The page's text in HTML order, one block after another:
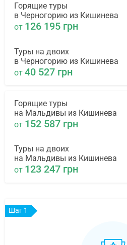
Горящие туры
в Черногорию из Кишинева
от 126 195 грн
Туры на двоих
в Черногорию из Кишинева
от 40 527 грн
Горящие туры
на Мальдивы из Кишинева
от 152 587 грн
Туры на двоих
на Мальдивы из Кишинева
от 123 247 грн
Шаг 1